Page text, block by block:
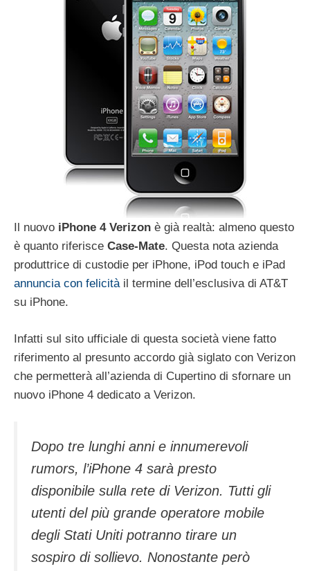
Il nuovo iPhone 4 Verizon è già realtà: almeno questo
è quanto riferisce Case-Mate. Questa nota azienda
produttrice di custodie per iPhone, iPod touch e iPad
annuncia con felicitàil termine dell’esclusiva di AT&T
su iPhone.
Infatti sul sito ufficiale di questa società viene fatto
riferimento al presunto accordo già siglato con Verizon
che permetterà all’azienda di Cupertino di sfornare un
nuovo iPhone 4 dedicato a Verizon.
Dopo tre lunghi anni e innumerevoli
rumors, l’iPhone 4 sarà presto
disponibile sulla rete di Verizon. Tutti gli
utenti del più grande operatore mobile
degli Stati Uniti potranno tirare un
sospiro di sollievo. Nonostante però